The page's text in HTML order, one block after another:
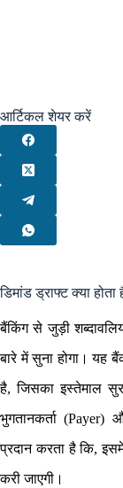
आर्टिकल शेयर करें
डिमांड ड्राफ्ट क्या होता
बैंकिंग से जुड़ी
बारे में सुना होगा। यह
है, जिसका इस्तेमाल
भुगतानकर्ता (Payer)
प्रदान करता है कि,
करी जाएगी।